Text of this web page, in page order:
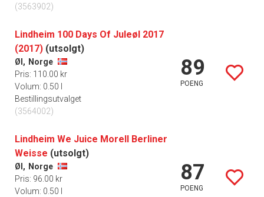
(3563902)
Lindheim 100 Days Of Juleøl 2017
(2017) (utsolgt)
Øl, Norge
Pris: 110.00 kr
Volum: 0.50 l
Bestillingsutvalget
(3564002)
89
POENG
Lindheim We Juice Morell Berliner
Weisse (utsolgt)
Øl, Norge
Pris: 96.00 kr
Volum: 0.50 l
87
POENG